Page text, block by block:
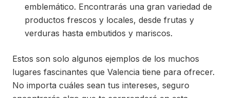
emblemático. Encontrarás una gran variedad de
productos frescos y locales, desde frutas y
verduras hasta embutidos y mariscos.
Estos son solo algunos ejemplos de los muchos
lugares fascinantes que Valencia tiene para ofrecer.
No importa cuáles sean tus intereses, seguro